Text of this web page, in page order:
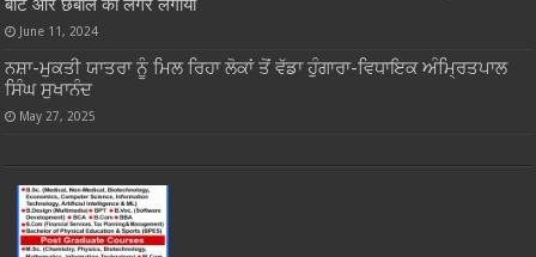
बांटे और छबील का लंगर लगाया
June 11, 2024
ਨਸ਼ਾ-ਮੁਕਤੀ ਯਾਤਰਾ ਨੂੰ ਮਿਲ ਰਿਹਾ ਲੋਕਾਂ ਤੋਂ ਵੱਡਾ ਹੁੰਗਾਰਾ-ਵਿਧਾਇਕ ਅੰਮ੍ਰਿਤਪਾਲ
ਸਿੰਘ ਸੁਖਾਨੰਦ
May 27, 2025